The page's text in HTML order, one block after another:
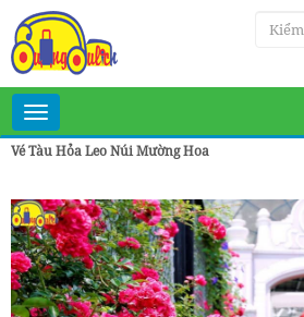
Toggle
navigation
Vé Tàu Hỏa Leo Núi Mường Hoa